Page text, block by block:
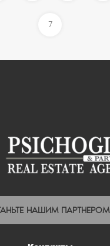
7
НАШИМ ПАРТНЕРОМ